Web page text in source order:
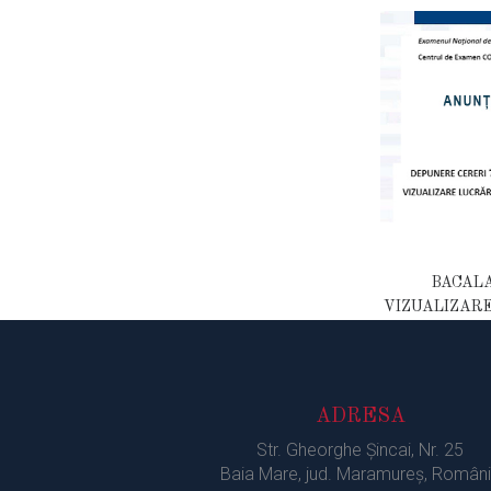
ADRESA
Str. Gheorghe Şincai, Nr. 25
Baia Mare, jud. Maramureș,